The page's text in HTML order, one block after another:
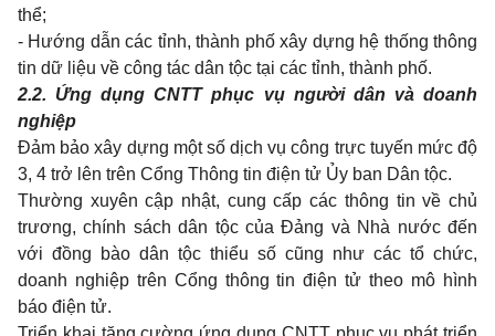
thể;
- Hướng dẫn các tỉnh, thành phố xây dựng hệ thống thông
tin dữ liệu về công tác dân tộc tại các tỉnh, thành phố.
2.2. Ứng dụng CNTT phục vụ người dân và doanh
nghiệp
Đảm bảo xây dựng một số dịch vụ công trực tuyến mức độ
3, 4 trở lên trên Cổng Thông tin điện tử Ủy ban Dân tộc.
Thường xuyên cập nhật, cung cấp các thông tin về chủ
trương, chính sách dân tộc của Đảng và Nhà nước đến
với đồng bào dân tộc thiểu số cũng như các tổ chức,
doanh nghiệp trên Cổng thông tin điện tử theo mô hình
báo điện tử.